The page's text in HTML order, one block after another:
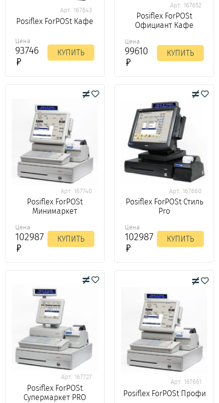
Арт. 167643
Posiflex ForPOSt Кафе
Цена
93746 КУПИТЬ
Арт. 167652
Posiflex ForPOSt
Официант Кафе
Цена
99610 КУПИТЬ
Арт. 167740
Posiflex ForPOSt
Минимаркет
Цена
102987 КУПИТЬ
Арт. 167660
Posiflex ForPOSt Стиль
Pro
Цена
102987 КУПИТЬ
Арт. 167727
Posiflex ForPOSt
Супермаркет PRO
Арт. 167661
Posiflex ForPOSt Профи